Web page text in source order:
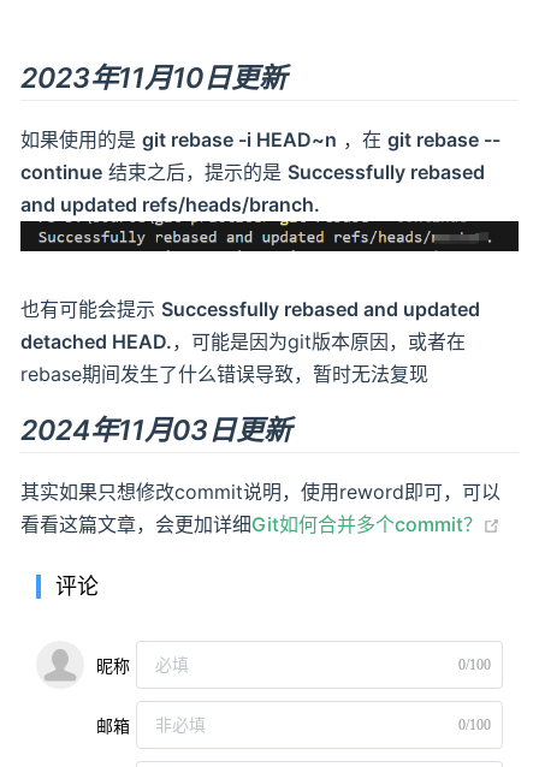
2023年11月10日更新
如果使用的是 git rebase -i HEAD~n ，在 git rebase --
continue结束之后，提示的是 Successfully rebased
and updated refs/heads/branch.
也有可能会提示 Successfully rebased and updated
detached HEAD.，可能是因为git版本原因，或者在
rebase期间发生了什么错误导致，暂时无法复现
2024年11月03日更新
其实如果只想修改commit说明，使用reword即可，可以
看看这篇文章，会更加详细Git如何合并多个commit？
评论
昵称 0/100
邮箱 0/100